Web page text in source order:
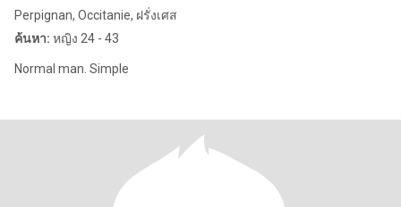
Perpignan, Occitanie, ฝรั่งเศส
ค้นหา: หญิง 24 - 43
Normal man. Simple